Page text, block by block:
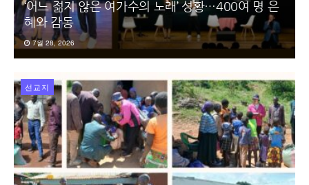
‘어느 젊지 않은 여가수의 노래’ 성황…400여 명 은
혜와 감동
7월 28, 2026
선교지